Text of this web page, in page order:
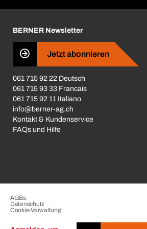
Business Conduct
BERNER Newsletter
Jetzt abonnieren
061 715 92 22 Deutsch
061 715 93 33 Francais
061 715 92 11 Italiano
info@berner-ag.ch
Kontakt & Kundenservice
FAQs und Hilfe
AGBs
Datenschutz
Cookie-Verwaltung
Beschwerdeverfahren